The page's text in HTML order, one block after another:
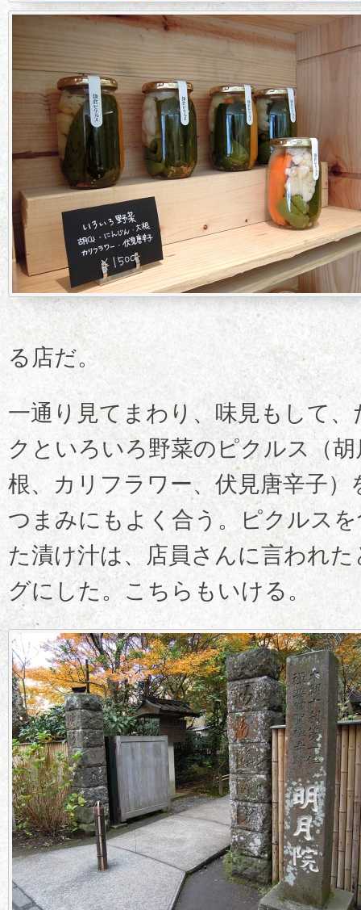
る店だ。
一通り見てまわり、味見もして
クといろいろ野菜のピクルス（
根、カリフラワー、伏見唐辛子）
つまみにもよく合う。ピクルス
た漬け汁は、店員さんに言われ
グにした。こちらもいける。